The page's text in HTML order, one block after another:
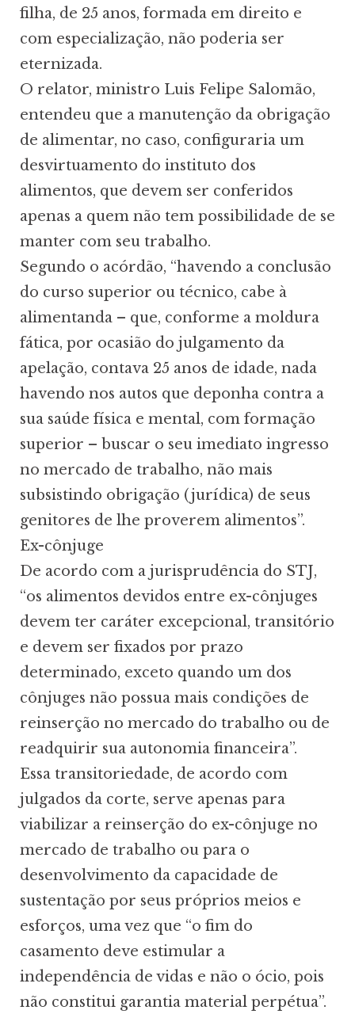
filha, de 25 anos, formada em direito e
com especialização, não poderia ser
eternizada.
O relator, ministro Luis Felipe Salomão,
entendeu que a manutenção da obrigação
de alimentar, no caso, configuraria um
desvirtuamento do instituto dos
alimentos, que devem ser conferidos
apenas a quem não tem possibilidade de se
manter com seu trabalho.
Segundo o acórdão, “havendo a conclusão
do curso superior ou técnico, cabe à
alimentanda – que, conforme a moldura
fática, por ocasião do julgamento da
apelação, contava 25 anos de idade, nada
havendo nos autos que deponha contra a
sua saúde física e mental, com formação
superior – buscar o seu imediato ingresso
no mercado de trabalho, não mais
subsistindo obrigação (jurídica) de seus
genitores de lhe proverem alimentos”.
Ex-cônjuge
De acordo com a jurisprudência do STJ,
“os alimentos devidos entre ex-cônjuges
devem ter caráter excepcional, transitório
e devem ser fixados por prazo
determinado, exceto quando um dos
cônjuges não possua mais condições de
reinserção no mercado do trabalho ou de
readquirir sua autonomia financeira”.
Essa transitoriedade, de acordo com
julgados da corte, serve apenas para
viabilizar a reinserção do ex-cônjuge no
mercado de trabalho ou para o
desenvolvimento da capacidade de
sustentação por seus próprios meios e
esforços, uma vez que “o fim do
casamento deve estimular a
independência de vidas e não o ócio, pois
não constitui garantia material perpétua”.